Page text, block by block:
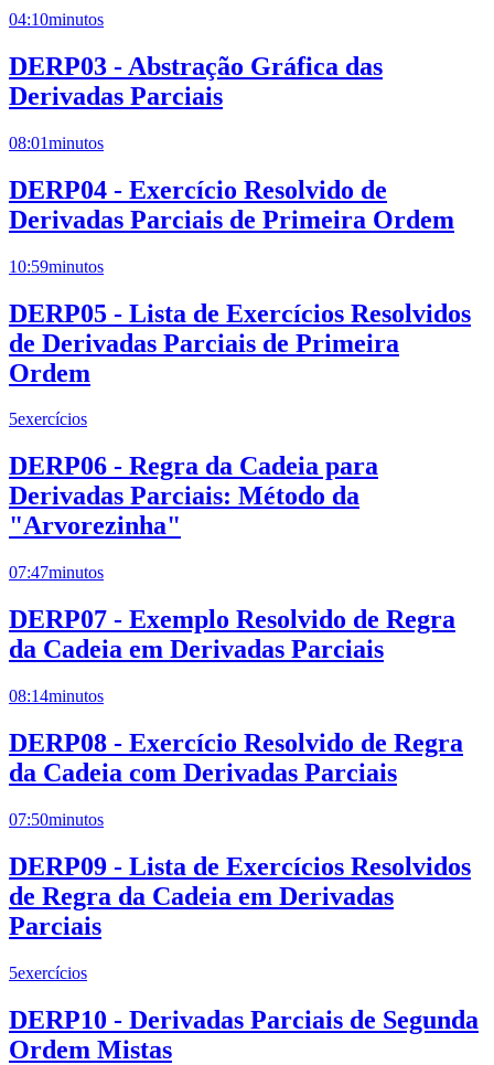
04:10minutos
DERP03 - Abstração Gráfica das
Derivadas Parciais
08:01minutos
DERP04 - Exercício Resolvido de
Derivadas Parciais de Primeira Ordem
10:59minutos
DERP05 - Lista de Exercícios Resolvidos
de Derivadas Parciais de Primeira
Ordem
5exercícios
DERP06 - Regra da Cadeia para
Derivadas Parciais: Método da
"Arvorezinha"
07:47minutos
DERP07 - Exemplo Resolvido de Regra
da Cadeia em Derivadas Parciais
08:14minutos
DERP08 - Exercício Resolvido de Regra
da Cadeia com Derivadas Parciais
07:50minutos
DERP09 - Lista de Exercícios Resolvidos
de Regra da Cadeia em Derivadas
Parciais
5exercícios
DERP10 - Derivadas Parciais de Segunda
Ordem Mistas